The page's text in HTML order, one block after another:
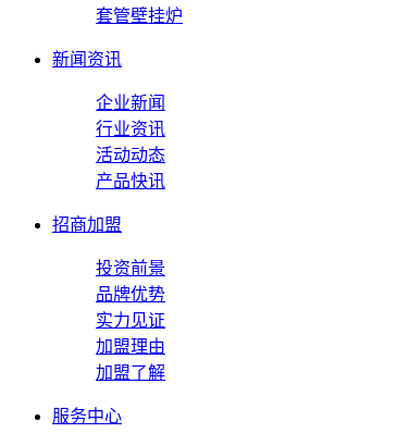
套管壁挂炉
新闻资讯
企业新闻
行业资讯
活动动态
产品快讯
招商加盟
投资前景
品牌优势
实力见证
加盟理由
加盟了解
服务中心